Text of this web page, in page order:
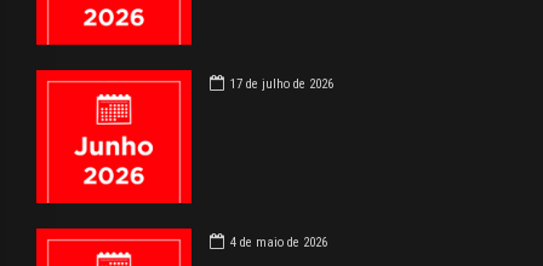
17 de julho de 2026
4 de maio de 2026